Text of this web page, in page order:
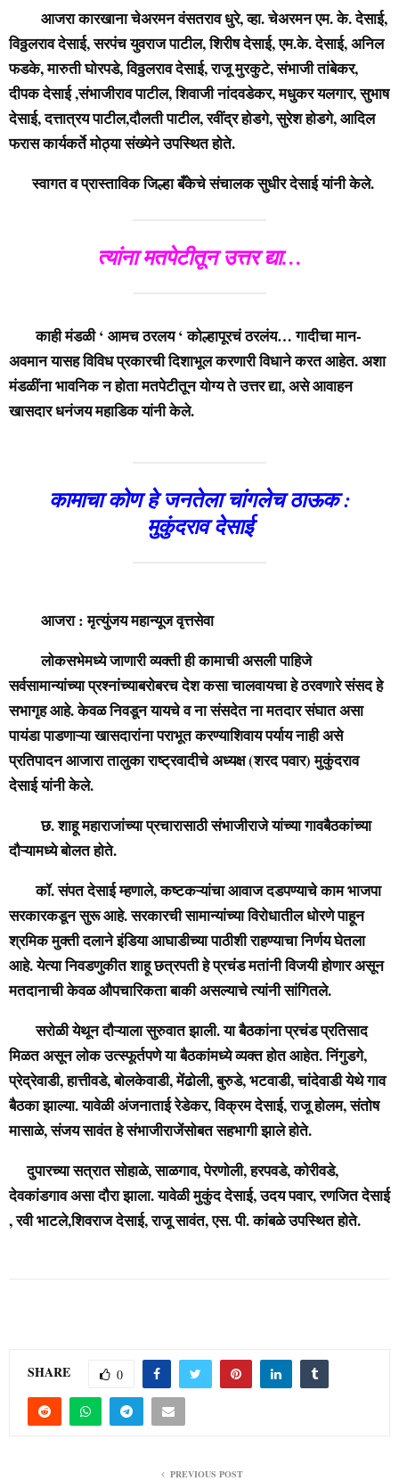
आजरा कारखाना चेअरमन वंसतराव धुरे, व्हा. चेअरमन एम. के. देसाई,
विठ्ठलराव देसाई, सरपंच युवराज पाटील, शिरीष देसाई, एम.के. देसाई, अनिल
फडके, मारुती घोरपडे, विठ्ठलराव देसाई, राजू मुरकुटे, संभाजी तांबेकर,
दीपक देसाई ,संभाजीराव पाटील, शिवाजी नांदवडेकर, मधुकर यलगार, सुभाष
देसाई, दत्तात्रय पाटील,दौलती पाटील, रवींद्र होडगे, सुरेश होडगे, आदिल
फरास कार्यकर्ते मोठ्या संख्येने उपस्थित होते.
स्वागत व प्रास्ताविक जिल्हा बँकेचे संचालक सुधीर देसाई यांनी केले.
त्यांना मतपेटीतून उत्तर द्या…
काही मंडळी ‘ आमच ठरलय ‘ कोल्हापूरचं ठरलंय… गादीचा मान-
अवमान यासह विविध प्रकारची दिशाभूल करणारी विधाने करत आहेत. अशा
मंडळींना भावनिक न होता मतपेटीतून योग्य ते उत्तर द्या, असे आवाहन
खासदार धनंजय महाडिक यांनी केले.
कामाचा कोण हे जनतेला चांगलेच ठाऊक :
मुकुंदराव देसाई
आजरा : मृत्युंजय महान्यूज वृत्तसेवा
लोकसभेमध्ये जाणारी व्यक्ती ही कामाची असली पाहिजे
सर्वसामान्यांच्या प्रश्नांच्याबरोबरच देश कसा चालवायचा हे ठरवणारे संसद हे
सभागृह आहे. केवळ निवडून यायचे व ना संसदेत ना मतदार संघात असा
पायंडा पाडणाऱ्या खासदारांना पराभूत करण्याशिवाय पर्याय नाही असे
प्रतिपादन आजारा तालुका राष्ट्रवादीचे अध्यक्ष (शरद पवार) मुकुंदराव
देसाई यांनी केले.
छ. शाहू महाराजांच्या प्रचारासाठी संभाजीराजे यांच्या गावबैठकांच्या
दौऱ्यामध्ये बोलत होते.
कॉ. संपत देसाई म्हणाले, कष्टकऱ्यांचा आवाज दडपण्याचे काम भाजपा
सरकारकडून सुरू आहे. सरकारची सामान्यांच्या विरोधातील धोरणे पाहून
श्रमिक मुक्ती दलाने इंडिया आघाडीच्या पाठीशी राहण्याचा निर्णय घेतला
आहे. येत्या निवडणुकीत शाहू छत्रपती हे प्रचंड मतांनी विजयी होणार असून
मतदानाची केवळ औपचारिकता बाकी असल्याचे त्यांनी सांगितले.
सरोळी येथून दौऱ्याला सुरुवात झाली. या बैठकांना प्रचंड प्रतिसाद
मिळत असून लोक उत्स्फूर्तपणे या बैठकांमध्ये व्यक्त होत आहेत. निंगुडगे,
प्रेद्रेवाडी, हात्तीवडे, बोलकेवाडी, मेंढोली, बुरुडे, भटवाडी, चांदेवाडी येथे गाव
बैठका झाल्या. यावेळी अंजनाताई रेडेकर, विक्रम देसाई, राजू होलम, संतोष
मासाळे, संजय सावंत हे संभाजीराजेंसोबत सहभागी झाले होते.
दुपारच्या सत्रात सोहाळे, साळगाव, पेरणोली, हरपवडे, कोरीवडे,
देवकांडगाव असा दौरा झाला. यावेळी मुकुंद देसाई, उदय पवार, रणजित देसाई
, रवी भाटले,शिवराज देसाई, राजू सावंत, एस. पी. कांबळे उपस्थित होते.
SHARE 0
PREVIOUS POST